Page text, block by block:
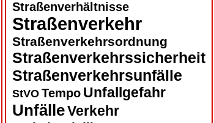
Straßenverhältnisse
Straßenverkehr
Straßenverkehrsordnung
Straßenverkehrssicherheit
Straßenverkehrsunfälle
StVOTempo Unfallgefahr
UnfälleVerkehr